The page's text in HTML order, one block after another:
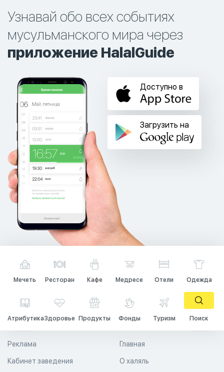
Узнавай обо всех событиях
мусульманского мира через
приложение HalalGuide
Доступно в
Загрузить на
Мечеть Ресторан Кафе Медресе Отели Одежда
АтрибутикаЗдоровье Продукты Фонды Туризм Поиск
Главная
О халяль
Реклама
Кабинет заведения